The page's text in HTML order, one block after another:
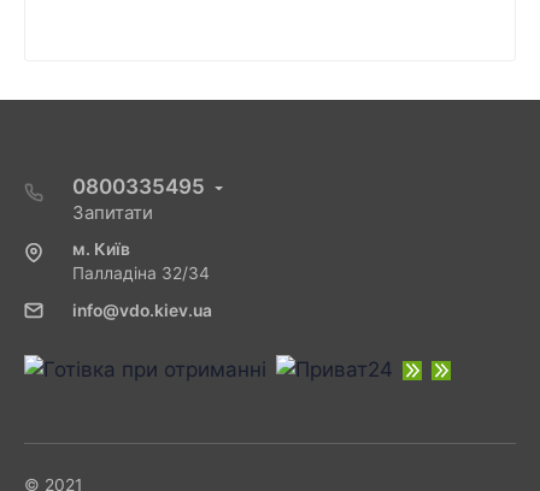
0800335495
Запитати
м. Київ
Палладіна 32/34
info@vdo.kiev.ua
© 2021